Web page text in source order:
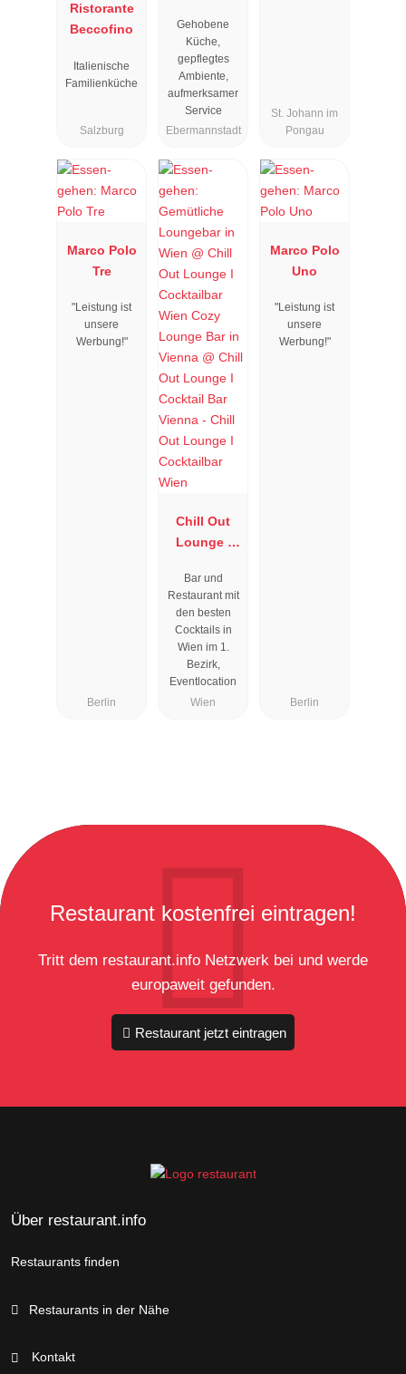
Ristorante
Beccofino
Italienische
Familienküche
Salzburg
"
Gehobene
Küche,
gepflegtes
Ambiente,
aufmerksamer
Service
Ebermannstadt
St. Johann im
Pongau
Marco Polo
Tre
"Leistung ist
unsere
Werbung!"
Berlin
Chill Out
Lounge I
Wien
Bar und
Restaurant mit
den besten
Cocktails in
Wien im 1.
Bezirk,
Eventlocation
Wien
Marco Polo
Uno
"Leistung ist
unsere
Werbung!"
Berlin
Restaurant kostenfrei eintragen!
Tritt dem restaurant.info Netzwerk bei und werde
europaweit gefunden.
Restaurant jetzt eintragen
Über restaurant.info
Restaurants finden
Restaurants in der Nähe
Kontakt